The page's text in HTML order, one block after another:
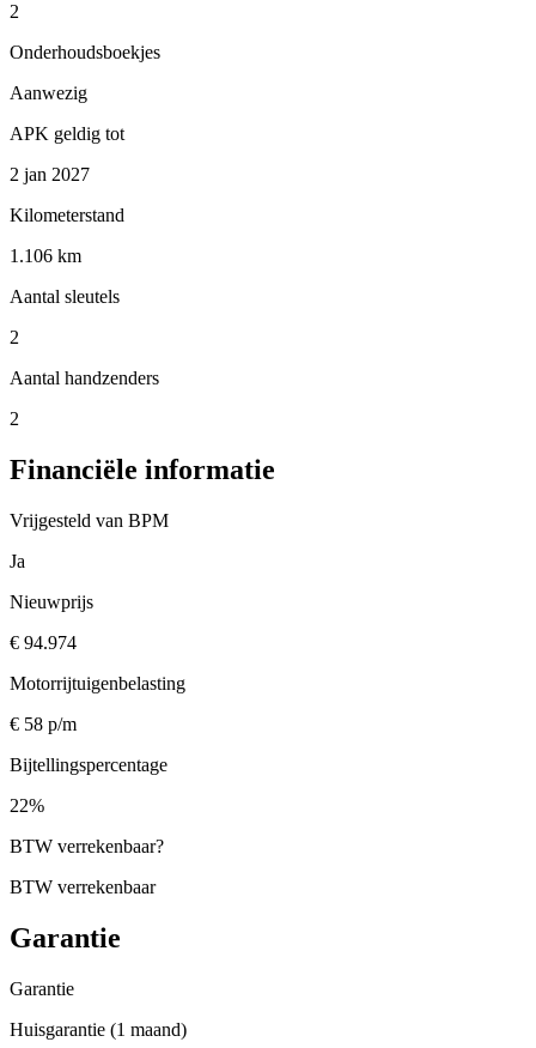
2
Onderhoudsboekjes
Aanwezig
APK geldig tot
2 jan 2027
Kilometerstand
1.106 km
Aantal sleutels
2
Aantal handzenders
2
Financiële informatie
Vrijgesteld van BPM
Ja
Nieuwprijs
€ 94.974
Motorrijtuigenbelasting
€ 58 p/m
Bijtellingspercentage
22%
BTW verrekenbaar?
BTW verrekenbaar
Garantie
Garantie
Huisgarantie (1 maand)